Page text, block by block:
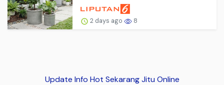
2 days ago 8
Update Info Hot Sekarang Jitu Online